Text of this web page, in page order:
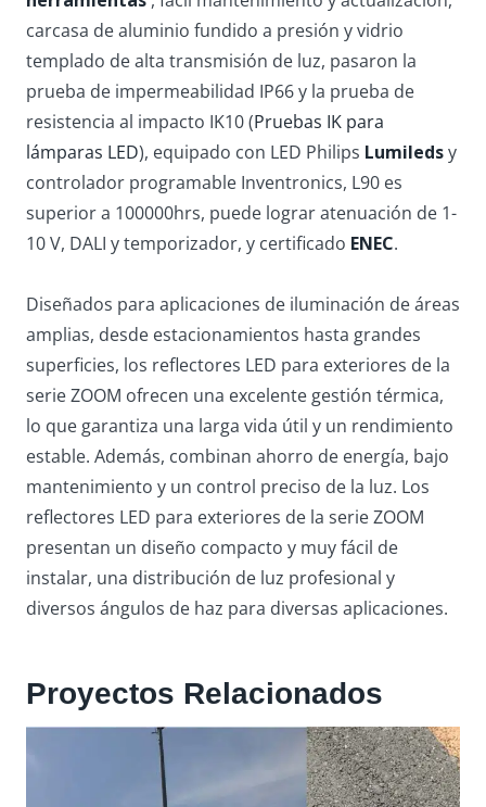
carcasa de aluminio fundido a presión y vidrio
templado de alta transmisión de luz, pasaron la
prueba de impermeabilidad IP66 y la prueba de
resistencia al impacto IK10 (Pruebas IK para
lámparas LED), equipado con LED Philips Lumiledsy
controlador programable Inventronics, L90 es
superior a 100000hrs, puede lograr atenuación de 1-
10 V, DALI y temporizador, y certificado ENEC.
Diseñados para aplicaciones de iluminación de áreas
amplias, desde estacionamientos hasta grandes
superficies, los reflectores LED para exteriores de la
serie ZOOM ofrecen una excelente gestión térmica,
lo que garantiza una larga vida útil y un rendimiento
estable. Además, combinan ahorro de energía, bajo
mantenimiento y un control preciso de la luz. Los
reflectores LED para exteriores de la serie ZOOM
presentan un diseño compacto y muy fácil de
instalar, una distribución de luz profesional y
diversos ángulos de haz para diversas aplicaciones.
Proyectos Relacionados